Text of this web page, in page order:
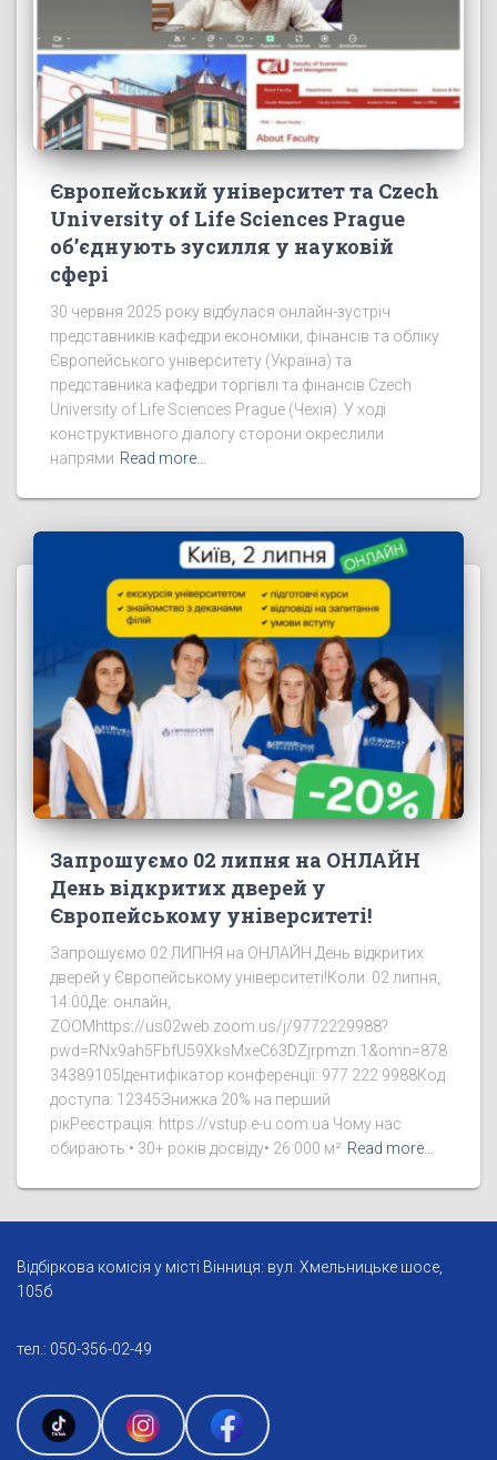
Європейський університет та Czech
University of Life Sciences Prague
об’єднують зусилля у науковій
сфері
30 червня 2025 року відбулася онлайн-зустріч
представників кафедри економіки, фінансів та обліку
Європейського університету (Україна) та
представника кафедри торгівлі та фінансів Czech
University of Life Sciences Prague (Чехія). У ході
конструктивного діалогу сторони окреслили
напрями Read more…
Запрошуємо 02 липня на ОНЛАЙН
День відкритих дверей у
Європейському університеті!
Запрошуємо 02 ЛИПНЯ на ОНЛАЙН День відкритих
дверей у Європейському університеті!Коли: 02 липня,
14:00Де: онлайн,
ZOOMhttps://us02web.zoom.us/j/9772229988?
pwd=RNx9ah5FbfU59XksMxeC63DZjrpmzn.1&omn=878
34389105Ідентифікатор конференції: 977 222 9988Код
доступа: 12345Знижка 20% на перший
рікРеєстрація: https://vstup.e-u.com.ua Чому нас
обирають:• 30+ років досвіду• 26 000 м² Read more…
Відбіркова комісія у місті Вінниця: вул. Хмельницьке шосе,
105б
тел.: 050-356-02-49